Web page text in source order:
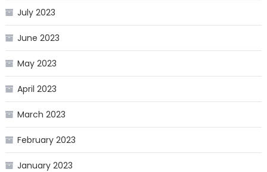
July 2023
June 2023
May 2023
April 2023
March 2023
February 2023
January 2023